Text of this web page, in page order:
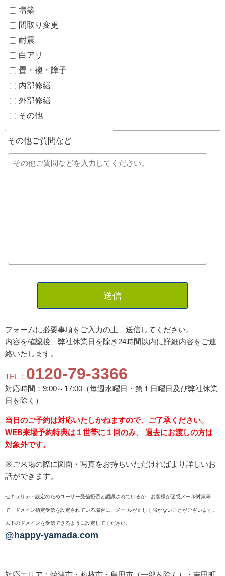
増築
間取り変更
耐震
白アリ
畳・襖・障子
内部修繕
外部修繕
その他
その他ご質問など
送信
フォームに必要事項をご入力の上、送信してください。
内容を確認後、弊社休業日を除き24時間以内に詳細内容をご連
絡いたします。
TEL： 0120-79-3366
対応時間：9:00～17:00（毎週水曜日・第１日曜日及び弊社休業
日を除く）
当日のご予約は対応いたしかねますので、ご了承ください。
WEB来場予約特典は１世帯に１回のみ、 過去にお渡しの方は
対象外です。
※ご来場の際に図面・写真をお持ちいただければより詳しいお
話ができます。
セキュリティ設定のためユーザー受信拒否と認識されているか、お客様が迷惑メール対策等
で、ドメイン指定受信を設定されている場合に、メー ルが正しく届かないことがございます。
以下のドメインを受信できるように設定してください。
@happy-yamada.com